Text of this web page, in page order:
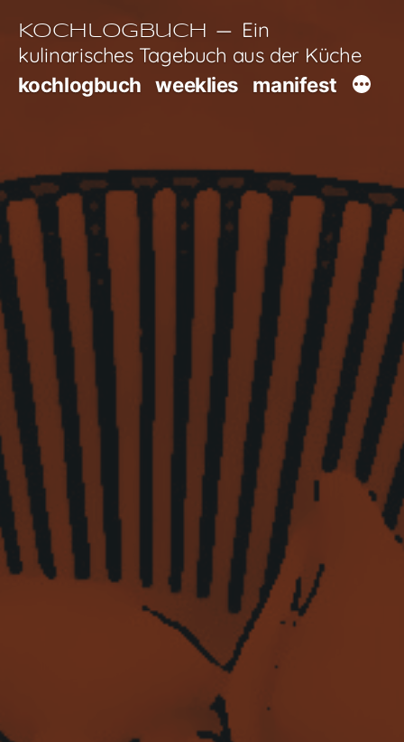
Inhalt
springen
Kochlogbuch
Ein
kulinarisches Tagebuch aus der Küche
kochlogbuch weeklies manifest